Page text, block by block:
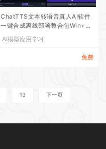
ChatTTS文本转语音真人AI软件
一键合成离线部署整合包Win+M
AI模型应用学习
免费
13 下一页